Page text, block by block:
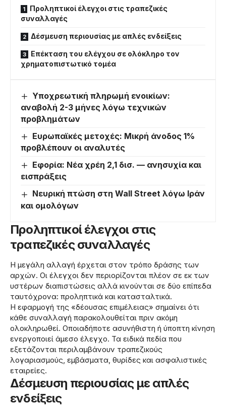
Προληπτικοί έλεγχοι στις τραπεζικές
συναλλαγές
Δέσμευση περιουσίας με απλές ενδείξεις
Επέκταση του ελέγχου σε ολόκληρο τον
χρηματοπιστωτικό τομέα
Υποχρεωτική πληρωμή ενοικίων:
αναβολή 2-3 μήνες λόγω τεχνικών
προβλημάτων
Ευρωπαϊκές μετοχές: Μικρή άνοδος 1%
προβλέπουν οι αναλυτές
Εφορία: Νέα χρέη 2,1 δισ. — ανησυχία και
εισπράξεις
Νευρική πτώση στη Wall Street λόγω Ιράν
και ομολόγων
Προληπτικοί έλεγχοι στις
τραπεζικές συναλλαγές
Η μεγάλη αλλαγή έρχεται στον τρόπο δράσης των
αρχών. Οι έλεγχοι δεν περιορίζονται πλέον σε εκ των
υστέρων διαπιστώσεις αλλά κινούνται σε δύο επίπεδα
ταυτόχρονα: προληπτικά και κατασταλτικά.
Η εφαρμογή της «δέουσας επιμέλειας» σημαίνει ότι
κάθε συναλλαγή παρακολουθείται πριν ακόμη
ολοκληρωθεί. Οποιαδήποτε ασυνήθιστη ή ύποπτη κίνηση
ενεργοποιεί άμεσο έλεγχο. Τα ειδικά πεδία που
εξετάζονται περιλαμβάνουν τραπεζικούς
λογαριασμούς, εμβάσματα, θυρίδες και ασφαλιστικές
εταιρείες.
Δέσμευση περιουσίας με απλές
ενδείξεις